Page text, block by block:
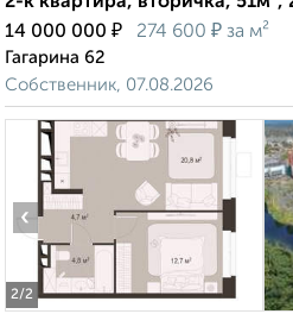
14 000 000 ₽ 274 600 ₽ за м²
Гагарина 62
Собственник, 07.08.2026
2/2
‹